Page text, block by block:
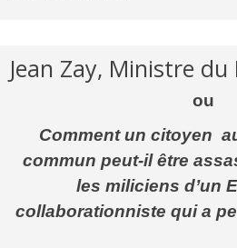
Jean Zay, Ministre
ou
Comment un citoyen
commun peut-il être
les miliciens d’un
collaborationniste qui a